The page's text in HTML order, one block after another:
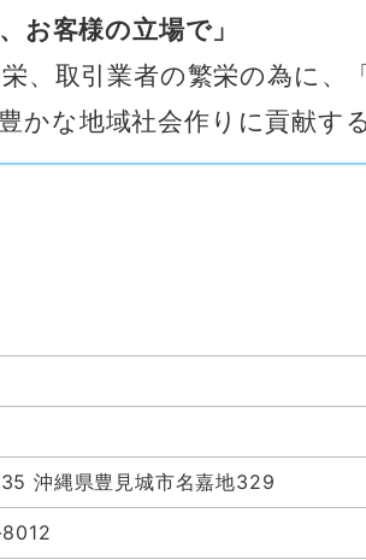
お客様の立場で」
、取引業者の繁栄の為に、
かな地域社会作りに貢献する
沖縄県豊見城市名嘉地329